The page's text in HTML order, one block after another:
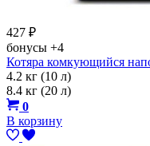
427 ₽
бонусы +4
Котяра комкующийся
4.2 кг (10 л)
8.4 кг (20 л)
0
В корзину